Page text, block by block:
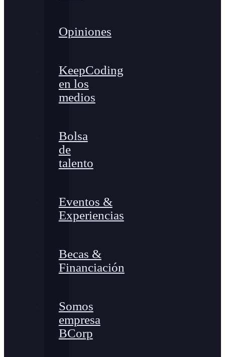
Opiniones
KeepCoding
en los
medios
Bolsa
de
talento
Eventos &
Experiencias
Becas &
Financiación
Somos
empresa
BCorp